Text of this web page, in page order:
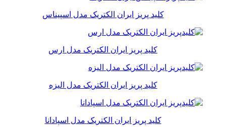
کلید پریز ایران الکتریک مدل اسپیناس
کلید پریز ایران الکتریک مدل ارس
کلید پریز ایران الکتریک مدل الیزه
کلید پریز ایران الکتریک مدل اسپادانا